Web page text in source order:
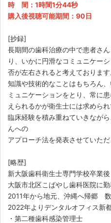
時 間：1時間1分44秒
購入後視聴可能期間：90日
[抄録]
長期間の歯科治療の中で患者さ
り、いかに円滑なコミュニケー
否が左右されると考えております
知識や技術的なことはもちろん
ミュニケーションをとり、常に
えられるかが衛生士には求められ
臨床経験を積み重ねていきなが
んへの
アプローチ法を発表させていただ
[略歴]
新大阪歯科衛生士専門学校卒業後
大阪市北区こばやし歯科医院に勤
2011年から地元、沖縄へ帰郷
2022年よりデンタルオフィス新
・第二種歯科感染管理士